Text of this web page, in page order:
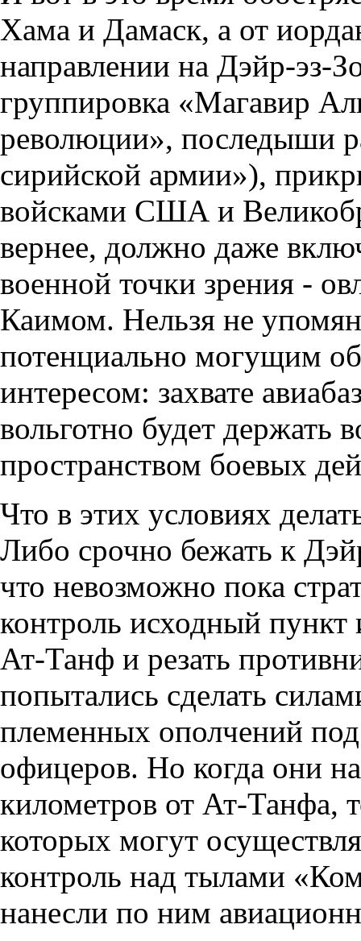
Хама и Дамаск, а от
направлении на Дэйр-эз-
группировка «Магавир
революции», последыши
сирийской армии»),
войсками США и
вернее, должно даже
военной точки зрения -
Каимом. Нельзя не
потенциально могущим
интересом: захвате
вольготно будет держать
пространством боевых
Что в этих условиях
Либо срочно бежать к
что невозможно пока
контроль исходный
Ат-Танф и резать
попытались сделать
племенных ополчений
офицеров. Но когда они
километров от Ат-Танфа,
которых могут
контроль над тылами
нанесли по ним